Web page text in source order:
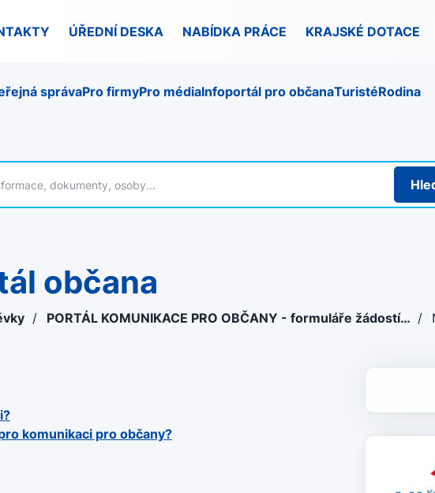
ÚŘEDNÍ DESKA NABÍDKA PRÁCE KRAJSKÉ DOTACE
správaPro firmyPro médiaInfoportál pro občanaTuristéRodina
občana
/ PORTÁL KOMUNIKACE PRO OBČANY - formuláře žádostí… /
komunikaci pro občany?